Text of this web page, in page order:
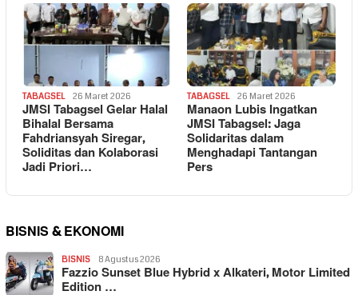
TABAGSEL 26 Maret 2026
JMSI Tabagsel Gelar Halal
Bihalal Bersama
Fahdriansyah Siregar,
Soliditas dan Kolaborasi
Jadi Priori…
TABAGSEL 26 Maret 2026
Manaon Lubis Ingatkan
JMSI Tabagsel: Jaga
Solidaritas dalam
Menghadapi Tantangan
Pers
BISNIS & EKONOMI
BISNIS 8 Agustus 2026
Fazzio Sunset Blue Hybrid x Alkateri, Motor Limited
Edition …